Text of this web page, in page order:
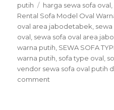
putih
Tags
harga sewa sofa oval
Rental Sofa Model Oval
oval area jabodetabek
oval sewa sofa oval area
warna putih SEWA SOFA
warna putih sofa type oval
vendor sewa sofa oval putih
comment